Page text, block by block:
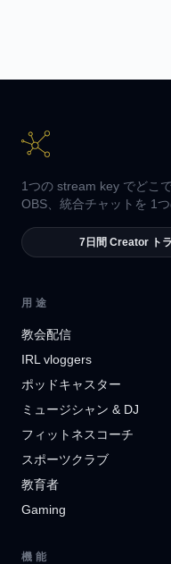
1つの stream key でどこ
OBS、統合チャットを 1
7日間 Creator ト
用途
教会配信
IRL vloggers
ポッドキャスター
ミュージシャン & DJ
フィットネスコーチ
スポーツクラブ
教育者
Gaming
機能